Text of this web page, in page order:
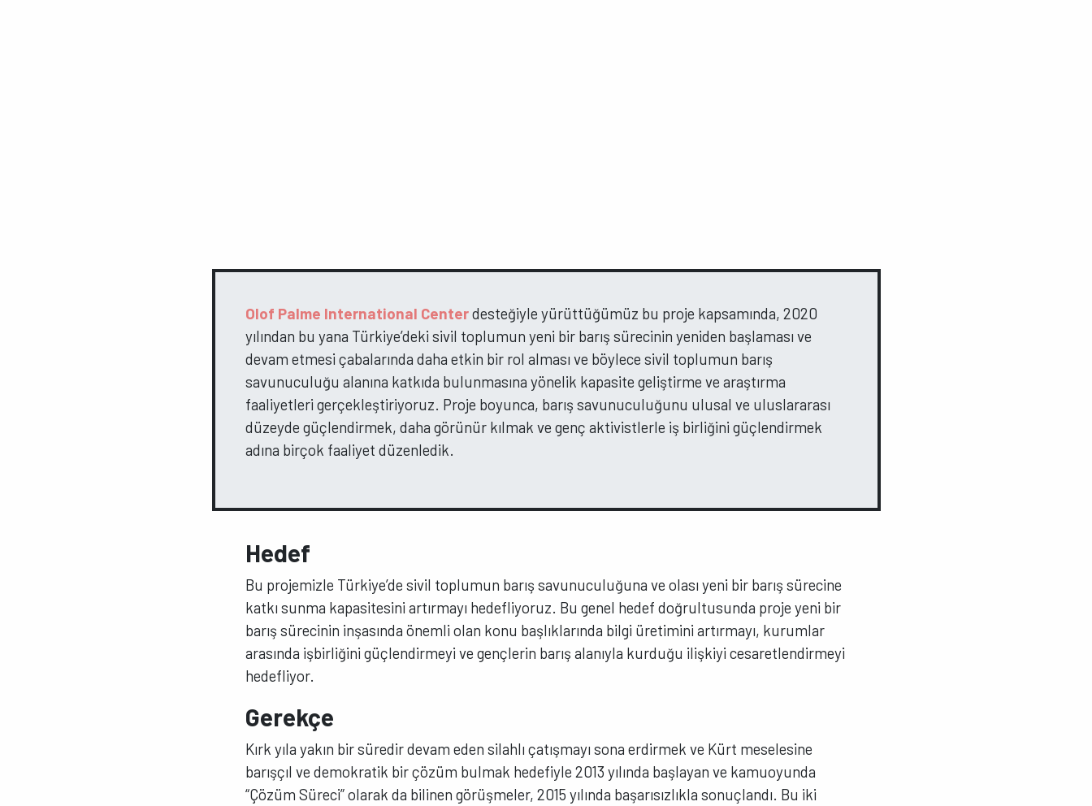
Olof Palme International Centerdesteğiyle yürüttüğümüz bu proje kapsamında, 2020
yılından bu yana Türkiye’deki sivil toplumun yeni bir barış sürecinin yeniden başlaması ve
devam etmesi çabalarında daha etkin bir rol alması ve böylece sivil toplumun barış
savunuculuğu alanına katkıda bulunmasına yönelik kapasite geliştirme ve araştırma
faaliyetleri gerçekleştiriyoruz. Proje boyunca, barış savunuculuğunu ulusal ve uluslararası
düzeyde güçlendirmek, daha görünür kılmak ve genç aktivistlerle iş birliğini güçlendirmek
adına birçok faaliyet düzenledik.
Hedef
Bu projemizle Türkiye’de sivil toplumun barış savunuculuğuna ve olası yeni bir barış sürecine
katkı sunma kapasitesini artırmayı hedefliyoruz. Bu genel hedef doğrultusunda proje yeni bir
barış sürecinin inşasında önemli olan konu başlıklarında bilgi üretimini artırmayı, kurumlar
arasında işbirliğini güçlendirmeyi ve gençlerin barış alanıyla kurduğu ilişkiyi cesaretlendirmeyi
hedefliyor.
Gerekçe
Kırk yıla yakın bir süredir devam eden silahlı çatışmayı sona erdirmek ve Kürt meselesine
barışçıl ve demokratik bir çözüm bulmak hedefiyle 2013 yılında başlayan ve kamuoyunda
“Çözüm Süreci” olarak da bilinen görüşmeler, 2015 yılında başarısızlıkla sonuçlandı. Bu iki